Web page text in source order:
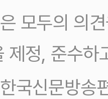
모두의 의
제정, 준수하
국신문방송